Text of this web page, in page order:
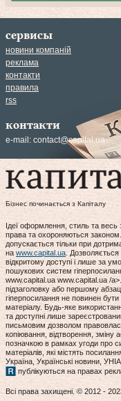
сервисы
новини компаній
реклама
контакти
правила
rss
контакти
e-mail: contact@capital.ua
Бізнес починається з Капіталу
Ідеї оформлення, стиль та весь
права та охороняються
допускається тільки при
на www.capital.ua .
відкритому доступі і лише за
пошукових систем
www.capital.ua www.capital.ua /
підзаголовку або першому
гіперпосилання не повинен
матеріалу. Будь-яке
та доступні лише
письмовим дозволом
копіювання, відтворення, зміну
позначкою в рамках угоди про
матеріалів, які містять
Україна, Українські новини,
публікуються на правах
Всі права захищені. © 2012 -